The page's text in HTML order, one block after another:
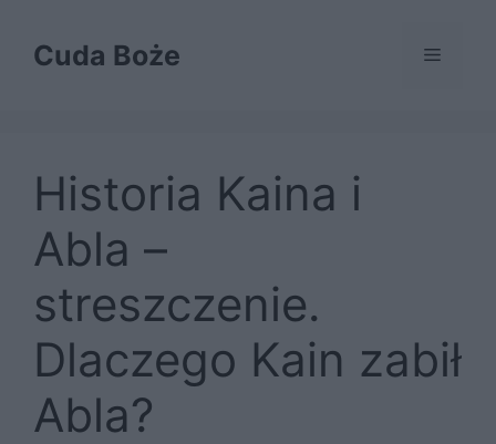
treściCuda Boże Menu
Historia Kaina i
Abla –
streszczenie.
Dlaczego Kain zabił
Abla?